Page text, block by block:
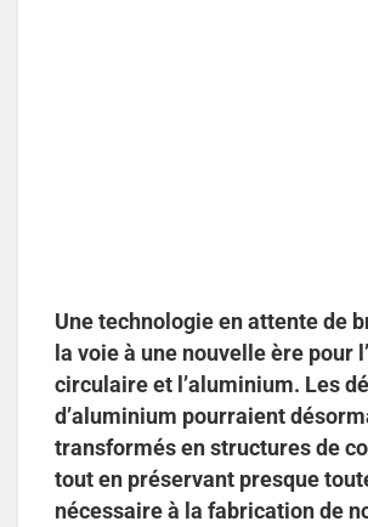
Une technologie en attente de
la voie à une nouvelle ère pour
circulaire et l’aluminium. Les
d’aluminium pourraient
transformés en structures de
tout en préservant presque
nécessaire à la fabrication de